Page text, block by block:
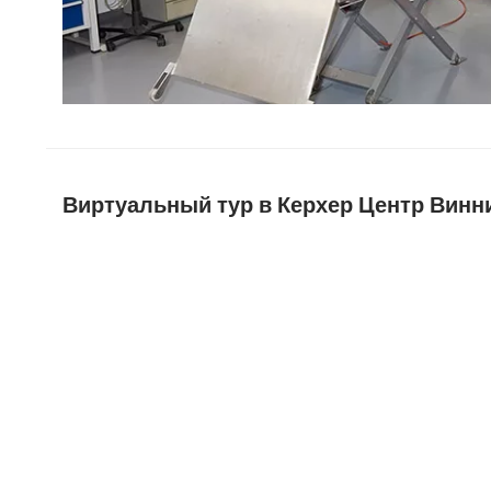
Виртуальный тур в Керхер Центр